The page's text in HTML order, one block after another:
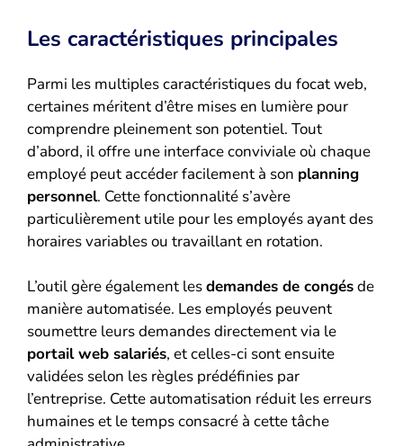
Les caractéristiques principales
Parmi les multiples caractéristiques du focat web,
certaines méritent d’être mises en lumière pour
comprendre pleinement son potentiel. Tout
d’abord, il offre une interface conviviale où chaque
employé peut accéder facilement à son planning
personnel. Cette fonctionnalité s’avère
particulièrement utile pour les employés ayant des
horaires variables ou travaillant en rotation.
L’outil gère également lesdemandes de congésde
manière automatisée. Les employés peuvent
soumettre leurs demandes directement via le
portail web salariés, et celles-ci sont ensuite
validées selon les règles prédéfinies par
l’entreprise. Cette automatisation réduit les erreurs
humaines et le temps consacré à cette tâche